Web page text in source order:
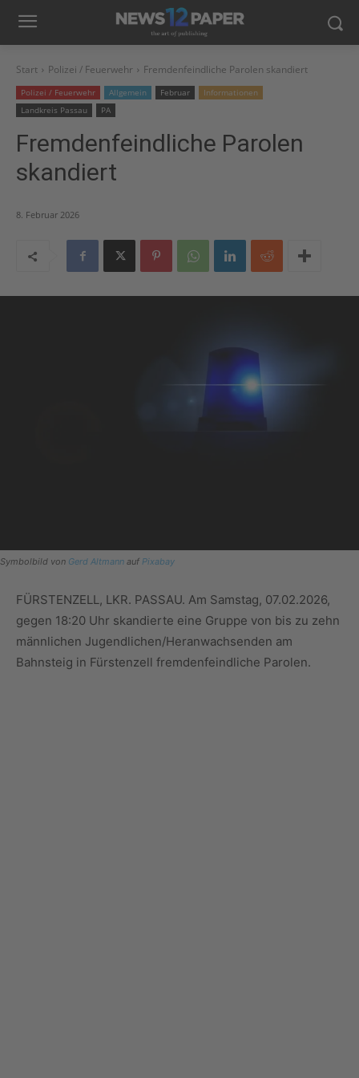
Start Polizei / Feuerwehr Fremdenfeindliche Parolen skandiert
Polizei / Feuerwehr Allgemein Februar
Informationen
Landkreis Passau
PA
Fremdenfeindliche Parolen
skandiert
8. Februar 2026
Symbolbild von Gerd Altmann auf Pixabay
FÜRSTENZELL, LKR. PASSAU. Am Samstag, 07.02.2026,
gegen 18:20 Uhr skandierte eine Gruppe von bis zu zehn
männlichen Jugendlichen/Heranwachsenden am
Bahnsteig in Fürstenzell fremdenfeindliche Parolen.